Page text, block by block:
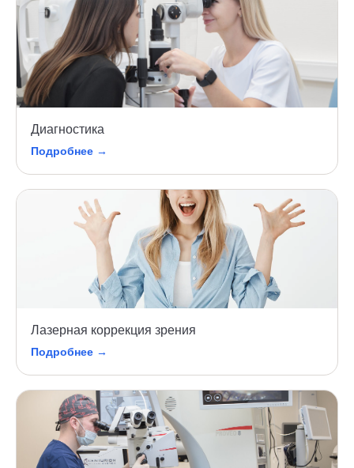
Диагностика
Подробнее →
Лазерная коррекция зрения
Подробнее →